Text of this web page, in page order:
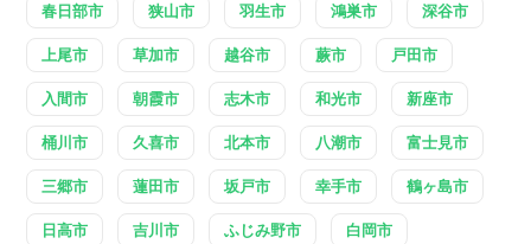
春日部市 狭山市 羽生市 鴻巣市 深谷市
上尾市 草加市 越谷市 蕨市 戸田市
入間市 朝霞市 志木市 和光市 新座市
桶川市 久喜市 北本市 八潮市 富士見市
三郷市 蓮田市 坂戸市 幸手市 鶴ヶ島市
日高市 吉川市 ふじみ野市 白岡市